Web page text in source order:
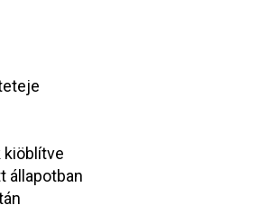
kiöblítve
állapotban